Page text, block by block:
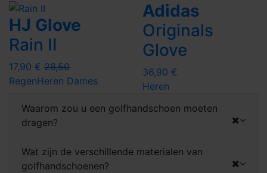
HJ Glove
Rain II
17,90 € 26,50
RegenHeren Dames
Adidas
Originals
Glove
36,90 €
Heren
Waarom zou u een golfhandschoen moeten
dragen?
Wat zijn de verschillende materialen van
golfhandschoenen?